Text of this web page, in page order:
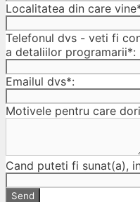
Localitatea din care
Telefonul dvs - veti fi
a detaliilor programarii*:
Emailul dvs*:
Motivele pentru care
Cand puteti fi sunat(a),
Send